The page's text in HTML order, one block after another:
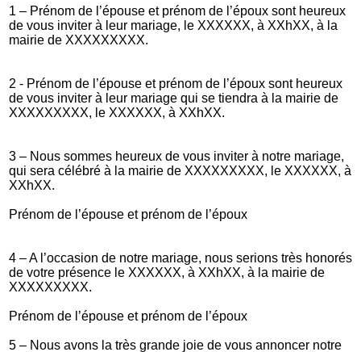
1 – Prénom de l’épouse et prénom de l’époux sont heureux
de vous inviter à leur mariage, le XXXXXX, à XXhXX, à la
mairie de XXXXXXXXX.
2 - Prénom de l’épouse et prénom de l’époux sont heureux
de vous inviter à leur mariage qui se tiendra à la mairie de
XXXXXXXXX, le XXXXXX, à XXhXX.
3 – Nous sommes heureux de vous inviter à notre mariage,
qui sera célébré à la mairie de XXXXXXXXX, le XXXXXX, à
XXhXX.
Prénom de l’épouse et prénom de l’époux
4 – A l’occasion de notre mariage, nous serions très honorés
de votre présence le XXXXXX, à XXhXX, à la mairie de
XXXXXXXXX.
Prénom de l’épouse et prénom de l’époux
5 – Nous avons la très grande joie de vous annoncer notre